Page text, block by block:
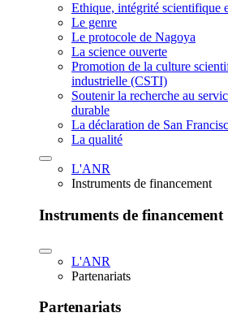
Ethique, intégrité scientifique
Le genre
Le protocole de Nagoya
La science ouverte
Promotion de la culture
industrielle (CSTI)
Soutenir la recherche au
durable
La déclaration de San
La qualité
L'ANR
Instruments de financement
Instruments de financement
L'ANR
Partenariats
Partenariats